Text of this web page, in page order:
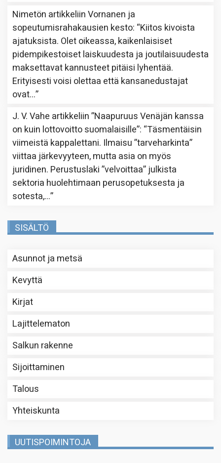
Nimetön artikkeliinVornanen ja
sopeutumisrahakausien kesto: “Kiitos kivoista
ajatuksista. Olet oikeassa, kaikenlaisiset
pidempikestoiset laiskuudesta ja joutilaisuudesta
maksettavat kannusteet pitäisi lyhentää.
Erityisesti voisi olettaa että kansanedustajat
ovat…”
J. V. Vahe artikkeliin”Naapuruus Venäjän kanssa
on kuin lottovoitto suomalaisille”: “Täsmentäisin
viimeistä kappalettani. Ilmaisu ”tarveharkinta”
viittaa järkevyyteen, mutta asia on myös
juridinen. Perustuslaki ”velvoittaa” julkista
sektoria huolehtimaan perusopetuksesta ja
sotesta,…”
SISÄLTÖ
Asunnot ja metsä
Kevyttä
Kirjat
Lajittelematon
Salkun rakenne
Sijoittaminen
Talous
Yhteiskunta
UUTISPOIMINTOJA